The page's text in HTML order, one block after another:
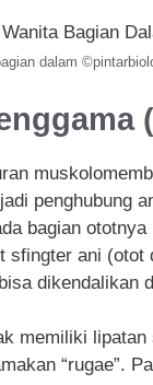
dalam
penghubung
bagian
sfingter ani (otot
dikendalikan
memiliki
“rugae”.